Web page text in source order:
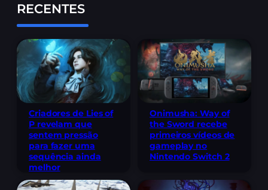
RECENTES
Criadores de Lies of
P revelam que
sentem pressão
para fazer uma
sequência ainda
melhor
Onimusha: Way of
the Sword recebe
primeiros vídeos de
gameplay no
Nintendo Switch 2